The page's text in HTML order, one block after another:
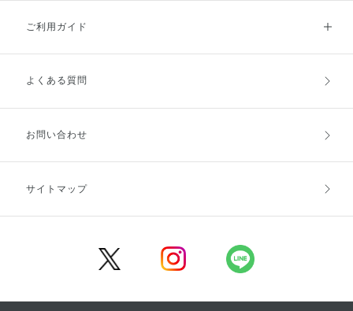
ご利用ガイド
ご利用ガイドトップ
お支払方法
キャンセル・返品・交換
よくある質問
お問い合わせ
サイトマップ